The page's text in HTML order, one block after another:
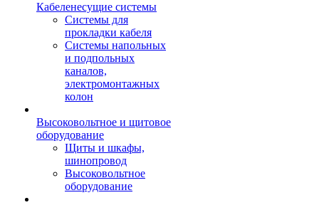
Кабеленесущие системы
Системы для
прокладки кабеля
Системы напольных
и подпольных
каналов,
электромонтажных
колон
Высоковольтное и щитовое
оборудование
Щиты и шкафы,
шинопровод
Высоковольтное
оборудование